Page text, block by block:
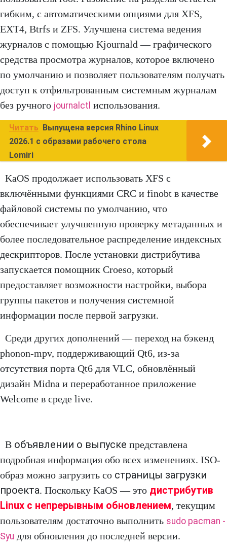
гибким, с автоматическими опциями для XFS,
EXT4, Btrfs и ZFS. Улучшена система ведения
журналов с помощью Kjournald — графического
средства просмотра журналов, которое включено
по умолчанию и позволяет пользователям получать
доступ к отфильтрованным системным журналам
без ручного journalctl использования.
Читать
Выпущена версия Rhino Linux
2026.1 с образами рабочего стола
Lomiri
KaOS продолжает использовать XFS с
включёнными функциями CRC и finobt в качестве
файловой системы по умолчанию, что
обеспечивает улучшенную проверку метаданных и
более последовательное распределение индексных
дескрипторов. После установки дистрибутива
запускается помощник Croeso, который
предоставляет возможности настройки, выбора
группы пакетов и получения системной
информации после первой загрузки.
Среди других дополнений — переход на бэкенд
phonon-mpv, поддерживающий Qt6, из-за
отсутствия порта Qt6 для VLC, обновлённый
дизайн Midna и переработанное приложение
Welcome в среде live.
В объявлении о выпуске представлена
подробная информация обо всех изменениях. ISO-
образ можно загрузить со страницы загрузки
проекта. Поскольку KaOS — это дистрибутив
Linux с непрерывным обновлением, текущим
пользователям достаточно выполнить sudo pacman -
Syu для обновления до последней версии.